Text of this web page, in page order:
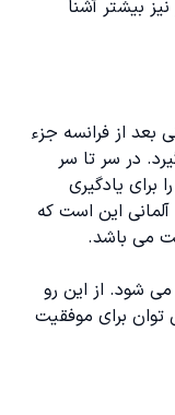
بیشتر آشنا
بعد از فرانسه جزء
در سر تا سر
برای یادگیری
این است که
می باشد.
می شود. از این رو
توان برای موفقیت